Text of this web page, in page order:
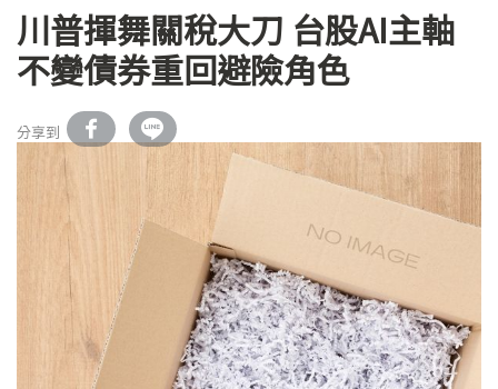
川普揮舞關稅大刀 台股AI主軸
不變債券重回避險角色
分享到